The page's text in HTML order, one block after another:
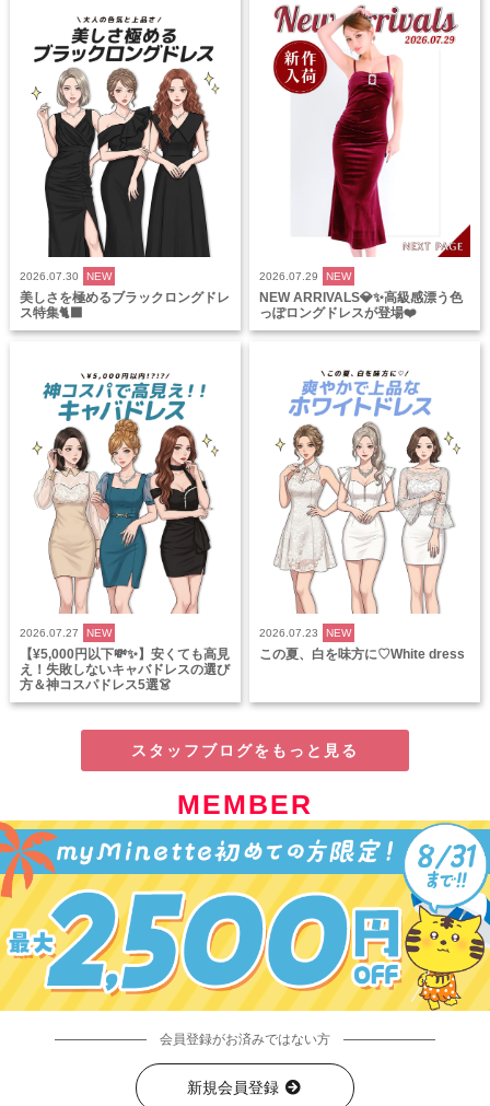
2026.07.30 NEW
美しさを極めるブラックロングドレ
ス特集🐈‍⬛
2026.07.29 NEW
NEW ARRIVALS💎✨高級感漂う色
っぽロングドレスが登場❤️
2026.07.27 NEW
【¥5,000円以下💸✨】安くても高見
え！失敗しないキャバドレスの選び
方＆神コスパドレス5選👗
2026.07.23 NEW
この夏、白を味方に♡White dress
スタッフブログをもっと見る
MEMBER
会員登録がお済みではない方
新規会員登録